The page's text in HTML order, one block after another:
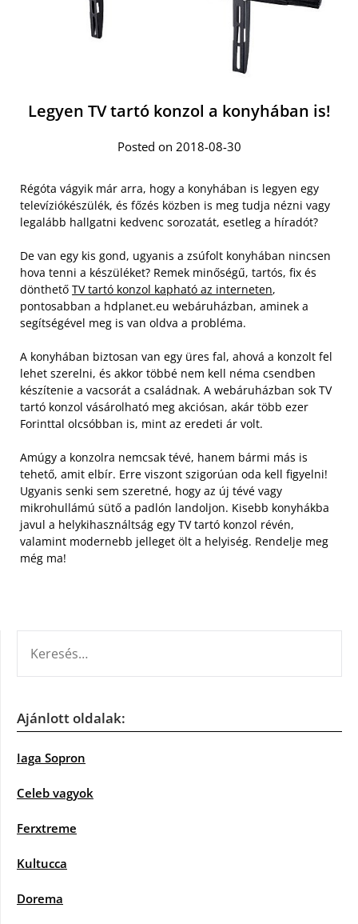
Legyen TV tartó konzol a konyhában is!
Posted on 2018-08-30
Régóta vágyik már arra, hogy a konyhában is legyen egy
televíziókészülék, és főzés közben is meg tudja nézni vagy
legalább hallgatni kedvenc sorozatát, esetleg a híradót?
De van egy kis gond, ugyanis a zsúfolt konyhában nincsen
hova tenni a készüléket? Remek minőségű, tartós, fix és
dönthető TV tartó konzol kapható az interneten,
pontosabban a hdplanet.eu webáruházban, aminek a
segítségével meg is van oldva a probléma.
A konyhában biztosan van egy üres fal, ahová a konzolt fel
lehet szerelni, és akkor többé nem kell néma csendben
készítenie a vacsorát a családnak. A webáruházban sok TV
tartó konzol vásárolható meg akciósan, akár több ezer
Forinttal olcsóbban is, mint az eredeti ár volt.
Amúgy a konzolra nemcsak tévé, hanem bármi más is
tehető, amit elbír. Erre viszont szigorúan oda kell figyelni!
Ugyanis senki sem szeretné, hogy az új tévé vagy
mikrohullámú sütő a padlón landoljon. Kisebb konyhákba
javul a helykihasználtság egy TV tartó konzol révén,
valamint modernebb jelleget ölt a helyiség. Rendelje meg
még ma!
Ajánlott oldalak:
Iaga Sopron
Celeb vagyok
Ferxtreme
Kultucca
Dorema